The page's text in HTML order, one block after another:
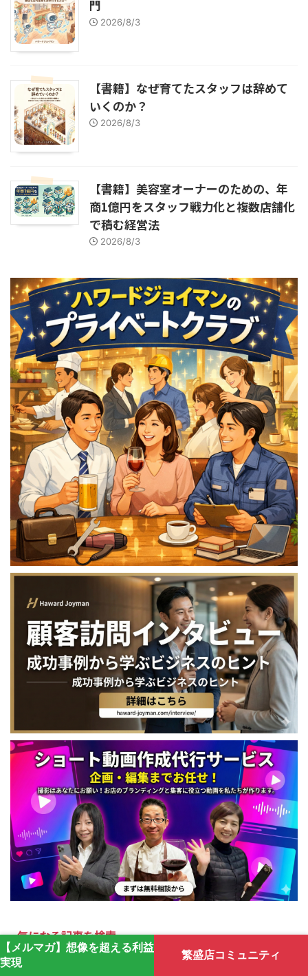
門
2026/8/3
【書籍】なぜ育てたスタッフは辞めて
いくのか？
2026/8/3
【書籍】美容室オーナーのための、年
商1億円をスタッフ戦力化と複数店舗化
で積む経営法
2026/8/3
気になる記事を検索
【メルマガ】想像を超える利益
実現
繁盛店コミュニティ